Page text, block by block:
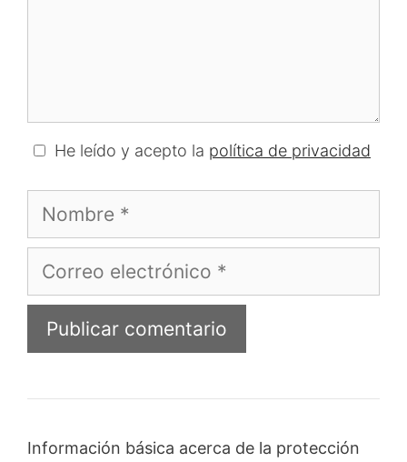
He leído y acepto la política de privacidad
electrónico
Información básica acerca de la protección